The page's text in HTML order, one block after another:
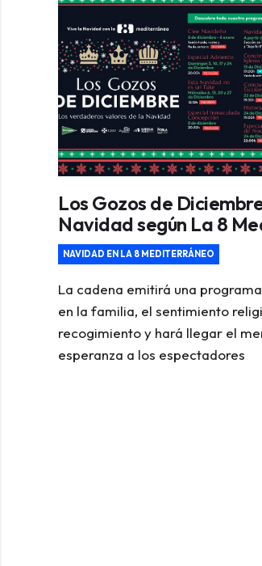
Los Gozos de
Navidad según La 8
NAVIDAD EN LA 8 MEDITERRÁNEO
La cadena emitirá una
en la familia, el sentimiento
recogimiento y hará llegar el
esperanza a los espectadores